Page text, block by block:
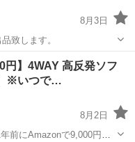
8月3日
致します。
ソファー
円】4WAY 高反発ソフ
※いつで…
8月2日
前にAmazonで9,000円ほ